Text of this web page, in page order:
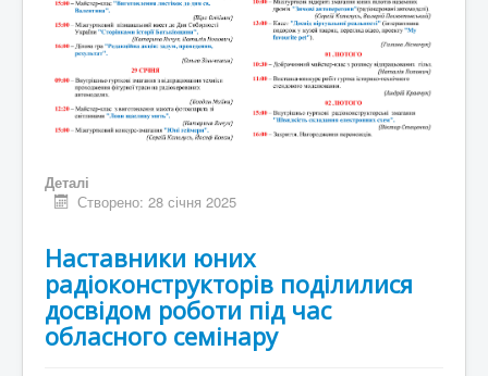
Деталі
Створено: 28 січня 2025
Наставники юних
радіоконструкторів поділилися
досвідом роботи під час
обласного семінару